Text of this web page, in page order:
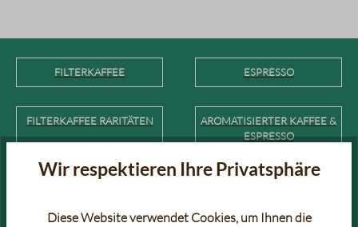
FILTERKAFFEE ESPRESSO
FILTERKAFFEE RARITÄTEN
AROMATISIERTER KAFFEE &
ESPRESSO
Wir respektieren Ihre Privatsphäre
Diese Website verwendet Cookies, um Ihnen die